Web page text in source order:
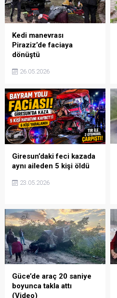
Kedi manevrası
Piraziz’de faciaya
dönüştü
26.05.2026
Giresun’daki feci kazada
aynı aileden 5 kişi öldü
23.05.2026
Güce’de araç 20 saniye
boyunca takla attı
(Video)